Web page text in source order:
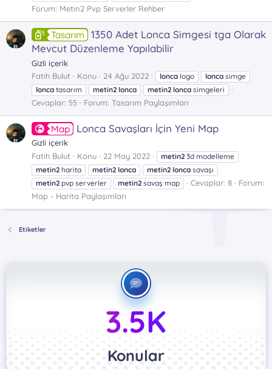
Forum: Metin2 Pvp Serverler Rehber
Tasarım
1350 Adet Lonca Simgesi tga Olarak
Mevcut Düzenleme Yapılabilir
Gizli içerik
Fatih Bulut
Konu 24 Ağu 2022 lonca logo lonca simge
lonca tasarım metin2 lonca metin2 lonca simgeleri
Cevaplar: 55 Forum: Tasarım Paylaşımları
Map Lonca Savaşları İçin Yeni Map
Gizli içerik
Fatih Bulut
Konu 22 May 2022 metin2 3d modelleme
metin2 harita metin2 lonca metin2 lonca savaşı
metin2 pvp serverler metin2 savaş map Cevaplar: 8
Forum:
Map - Harita Paylaşımları
Etiketler
3.5K
Konular